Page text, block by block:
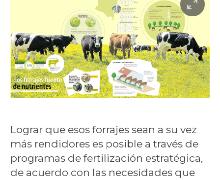
Lograr que esos forrajes sean a su vez
más rendidores es posible a través de
programas de fertilización estratégica,
de acuerdo con las necesidades que